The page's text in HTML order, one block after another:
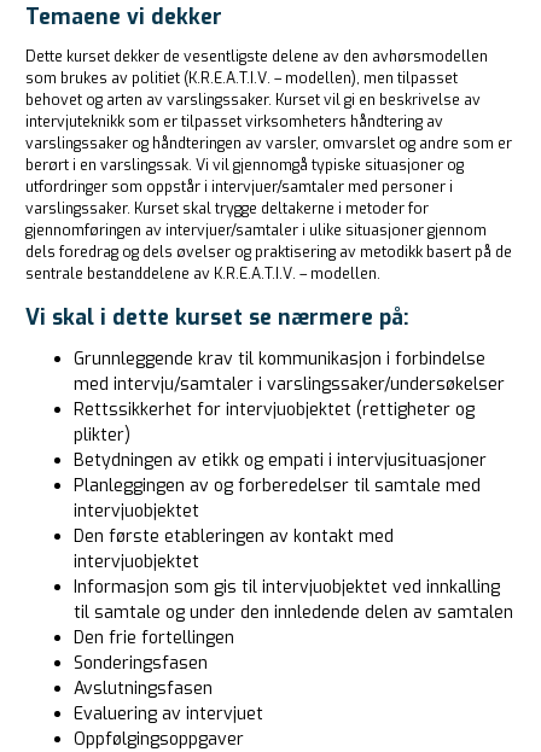
Temaene vi dekker
Dette kurset dekker de vesentligste delene av den avhørsmodellen
som brukes av politiet (K.R.E.A.T.I.V. – modellen), men tilpasset
behovet og arten av varslingssaker. Kurset vil gi en beskrivelse av
intervjuteknikk som er tilpasset virksomheters håndtering av
varslingssaker og håndteringen av varsler, omvarslet og andre som er
berørt i en varslingssak. Vi vil gjennomgå typiske situasjoner og
utfordringer som oppstår i intervjuer/samtaler med personer i
varslingssaker. Kurset skal trygge deltakerne i metoder for
gjennomføringen av intervjuer/samtaler i ulike situasjoner gjennom
dels foredrag og dels øvelser og praktisering av metodikk basert på de
sentrale bestanddelene av K.R.E.A.T.I.V. – modellen.
Vi skal i dette kurset se nærmere på:
Grunnleggende krav til kommunikasjon i forbindelse
med intervju/samtaler i varslingssaker/undersøkelser
Rettssikkerhet for intervjuobjektet (rettigheter og
plikter)
Betydningen av etikk og empati i intervjusituasjoner
Planleggingen av og forberedelser til samtale med
intervjuobjektet
Den første etableringen av kontakt med
intervjuobjektet
Informasjon som gis til intervjuobjektet ved innkalling
til samtale og under den innledende delen av samtalen
Den frie fortellingen
Sonderingsfasen
Avslutningsfasen
Evaluering av intervjuet
Oppfølgingsoppgaver